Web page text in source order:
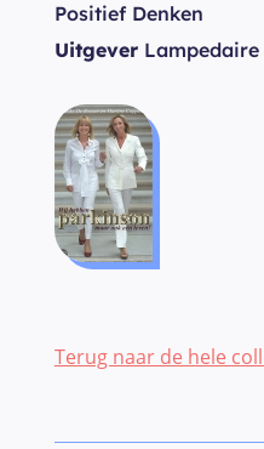
Positief Denken
Uitgever Lampedaire
Terug naar de hele